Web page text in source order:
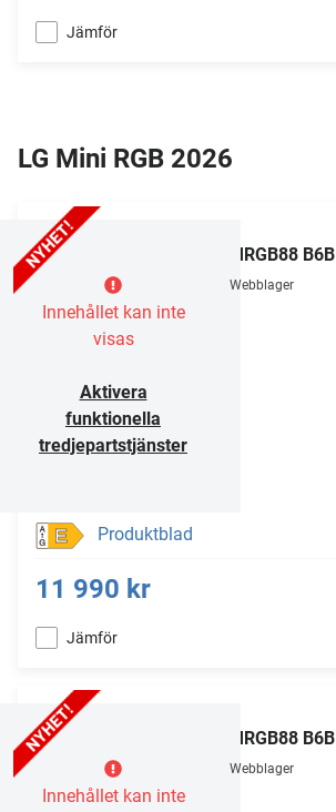
Jämför
LG Mini RGB 2026
Innehållet kan inte
visas
Aktivera
funktionella
tredjepartstjänster
55MRGB88 B6B
Webblager
E Produktblad
11 990 kr
Jämför
Innehållet kan inte
65MRGB88 B6B
Webblager